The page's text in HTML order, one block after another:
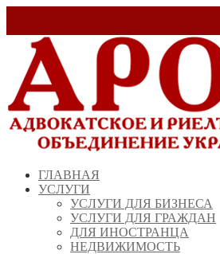
ГЛАВНАЯ
УСЛУГИ
УСЛУГИ ДЛЯ БИЗНЕСА
УСЛУГИ ДЛЯ ГРАЖДАН
ДЛЯ ИНОСТРАНЦА
НЕДВИЖИМОСТЬ